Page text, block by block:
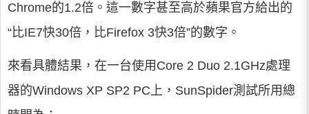
Chrome的1.2倍。這一數字甚至高於蘋果官方給出的
“比IE7快30倍，比Firefox 3快3倍”的數字。
來看具體結果，在一台使用Core 2 Duo 2.1GHz處理
器的Windows XP SP2 PC上，SunSpider測試所用總